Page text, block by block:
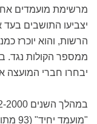
מרשימת מועמדים
יצביעו התושבים
הרשות, והוא יוכרז
ממספר הקולות נגד.
יבחרו חברי